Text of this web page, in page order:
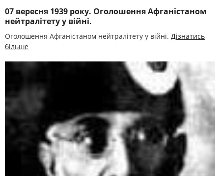
07 вересня 1939 року. Оголошення Афганістаном
нейтралітету у війні.
Оголошення Афганістаном нейтралітету у війні. Дізнатись
більше